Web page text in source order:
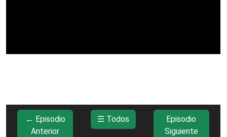
← Episodio
Anterior
☰ Todos
Episodio
Siguiente